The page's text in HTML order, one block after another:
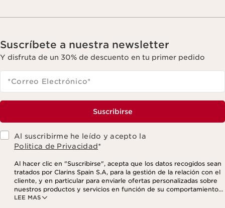
Suscríbete a nuestra newsletter
Y disfruta de un 30% de descuento en tu primer pedido
*Correo Electrónico*
Suscribirse
Al suscribirme he leído y acepto la
Politica de Privacidad*
LEE MAS
Al hacer clic en "Suscribirse", acepta que los datos recogidos sean
tratados por Clarins Spain S.A, para la gestión de la relación con el
cliente, y en particular para enviarle ofertas personalizadas sobre
nuestros productos y servicios en función de su comportamiento
de compra, sus hábitos y/o intereses, incluso mediante su